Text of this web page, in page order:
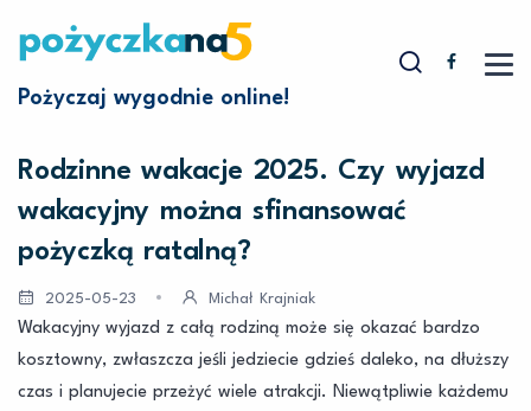
Pożyczaj wygodnie online!
Rodzinne wakacje 2025. Czy wyjazd
wakacyjny można sfinansować
pożyczką ratalną?
2025-05-23 Michał Krajniak
Wakacyjny wyjazd z całą rodziną może się okazać bardzo
kosztowny, zwłaszcza jeśli jedziecie gdzieś daleko, na dłuższy
czas i planujecie przeżyć wiele atrakcji. Niewątpliwie każdemu